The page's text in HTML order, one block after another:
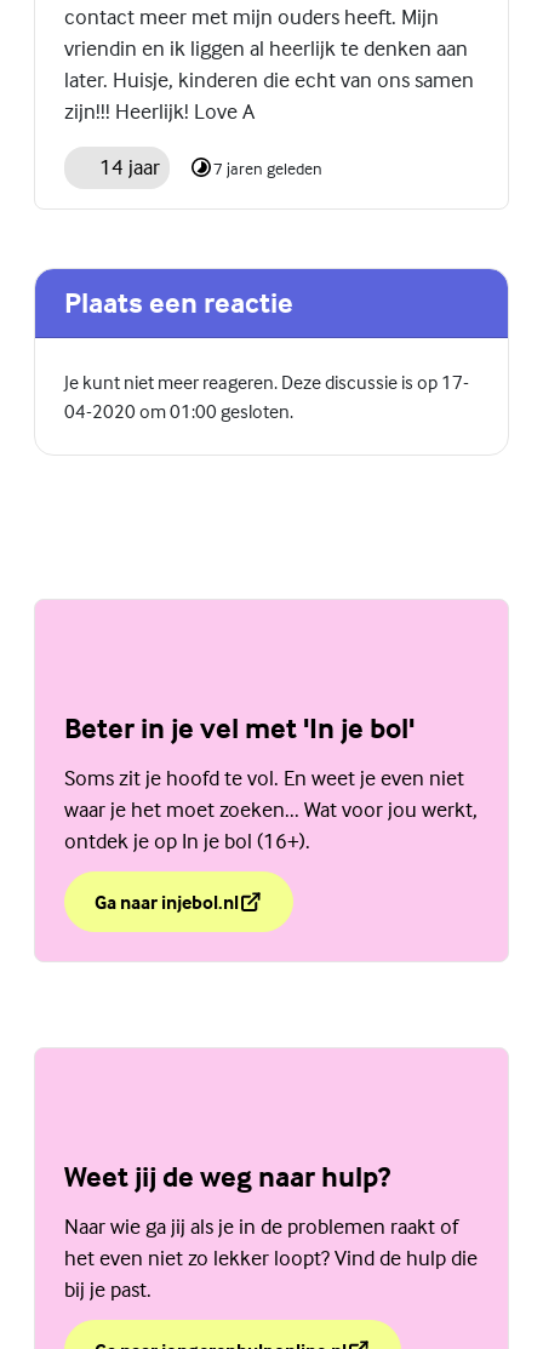
contact meer met mijn ouders heeft. Mijn
vriendin en ik liggen al heerlijk te denken aan
later. Huisje, kinderen die echt van ons samen
zijn!!! Heerlijk! Love A
14 jaar 7 jaren geleden
Plaats een reactie
Je kunt niet meer reageren. Deze discussie is op 17-
04-2020 om 01:00 gesloten.
Beter in je vel met 'In je bol'
Soms zit je hoofd te vol. En weet je even niet
waar je het moet zoeken... Wat voor jou werkt,
ontdek je op In je bol (16+).
Ga naar injebol.nl
over Beter in je vel met 'In je bol'
(Externe link)
Weet jij de weg naar hulp?
Naar wie ga jij als je in de problemen raakt of
het even niet zo lekker loopt? Vind de hulp die
bij je past.